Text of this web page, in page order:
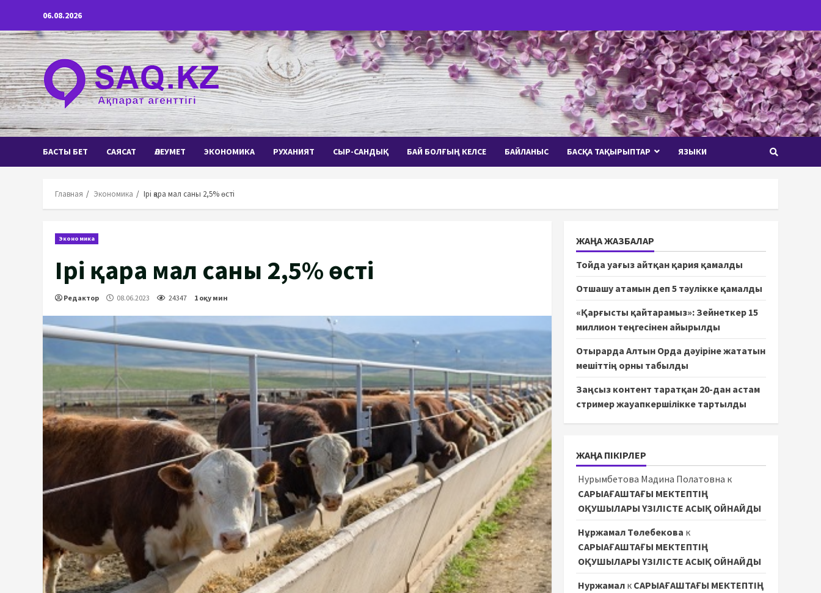
содержимому
06.08.2026
БАСТЫ БЕТ САЯСАТ ӘЛЕУМЕТ ЭКОНОМИКА РУХАНИЯТ СЫР-САНДЫҚ БАЙ БОЛҒЫҢ КЕЛСЕ БАЙЛАНЫС БАСҚА ТАҚЫРЫПТАР ЯЗЫКИ
Главная Экономика Ірі қара мал саны 2,5% өсті
Экономика
Ірі қара мал саны 2,5% өсті
Редактор 08.06.2023 24347 1 оқу мин
ЖАҢА ЖАЗБАЛАР
Тойда уағыз айтқан қария қамалды
Отшашу атамын деп 5 тәулікке қамалды
«Қарғысты қайтарамыз»: Зейнеткер 15
миллион теңгесінен айырылды
Отырарда Алтын Орда дәуіріне жататын
мешіттің орны табылды
Заңсыз контент таратқан 20-дан астам
стример жауапкершілікке тартылды
ЖАҢА ПІКІРЛЕР
Нурымбетова Мадина Полатовна к
САРЫАҒАШТАҒЫ МЕКТЕПТІҢ
ОҚУШЫЛАРЫ ҮЗІЛІСТЕ АСЫҚ ОЙНАЙДЫ
Нұржамал Төлебекова к
САРЫАҒАШТАҒЫ МЕКТЕПТІҢ
ОҚУШЫЛАРЫ ҮЗІЛІСТЕ АСЫҚ ОЙНАЙДЫ
Нуржамалк САРЫАҒАШТАҒЫ МЕКТЕПТІҢ